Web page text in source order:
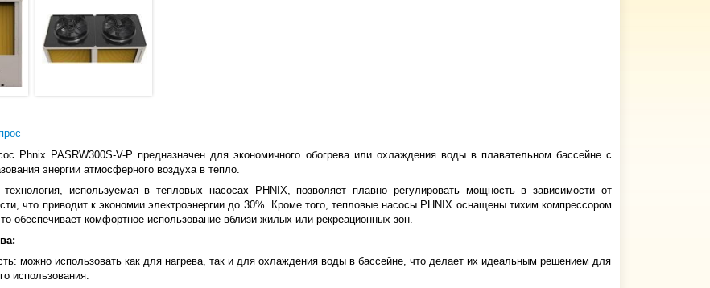
Phnix PASRW300S-V-P предназначен для экономичного обогрева или охлаждения воды в плавательном бассейне с
энергии атмосферного воздуха в тепло.
технология, используемая в тепловых насосах PHNIX, позволяет плавно регулировать мощность в зависимости от
что приводит к экономии электроэнергии до 30%. Кроме того, тепловые насосы PHNIX оснащены тихим компрессором
обеспечивает комфортное использование вблизи жилых или рекреационных зон.
можно использовать как для нагрева, так и для охлаждения воды в бассейне, что делает их идеальным решением для
использования.